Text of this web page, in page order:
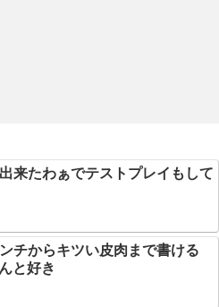
来たわぁでテストプレイもして
チからキツい皮肉まで書ける
と好き